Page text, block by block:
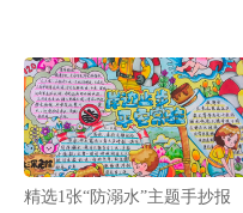
精选1张“防溺水”主题手抄报